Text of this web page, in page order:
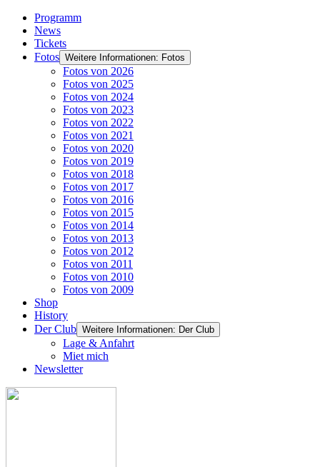
Programm
News
Tickets
Fotos Weitere Informationen: Fotos
Fotos von 2026
Fotos von 2025
Fotos von 2024
Fotos von 2023
Fotos von 2022
Fotos von 2021
Fotos von 2020
Fotos von 2019
Fotos von 2018
Fotos von 2017
Fotos von 2016
Fotos von 2015
Fotos von 2014
Fotos von 2013
Fotos von 2012
Fotos von 2011
Fotos von 2010
Fotos von 2009
Shop
History
Der Club Weitere Informationen: Der Club
Lage & Anfahrt
Miet mich
Newsletter